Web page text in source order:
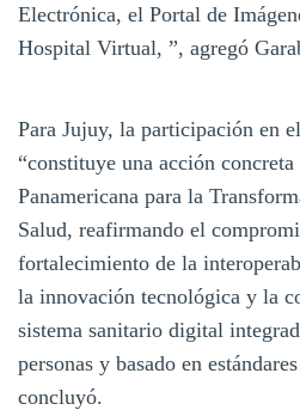
Electrónica, el Portal de
Hospital Virtual, ”, agregó
Para Jujuy, la participación en
“constituye una acción
Panamericana para la
Salud, reafirmando el
fortalecimiento de la
la innovación tecnológica y la
sistema sanitario digital
personas y basado en
concluyó.